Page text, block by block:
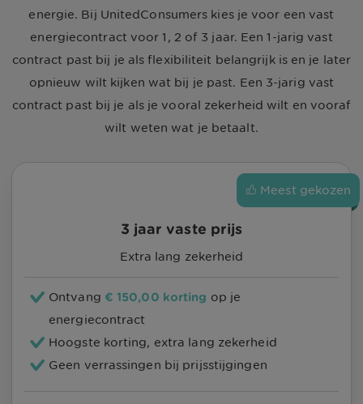
energie. Bij UnitedConsumers kies je voor een vast
energiecontract voor 1, 2 of 3 jaar. Een 1-jarig vast
contract past bij je als flexibiliteit belangrijk is en je later
opnieuw wilt kijken wat bij je past. Een 3-jarig vast
contract past bij je als je vooral zekerheid wilt en vooraf
wilt weten wat je betaalt.
Meest gekozen
3 jaar vaste prijs
Extra lang zekerheid
Ontvang € 150,00 korting op je
energiecontract
Hoogste korting, extra lang zekerheid
Geen verrassingen bij prijsstijgingen